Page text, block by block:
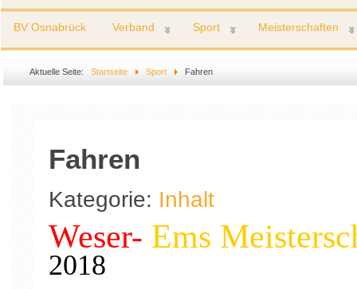
BV Osnabrück Verband Sport Meisterschaften
Aktuelle Seite: Startseite Sport Fahren
Fahren
Kategorie: Inhalt
Weser- Ems
2018